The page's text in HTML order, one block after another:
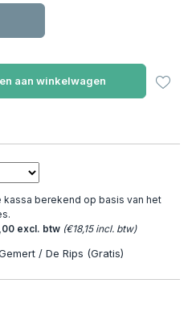
aan winkelwagen
berekend op basis van het
excl. btw (€18,15 incl. btw)
/ De Rips (Gratis)